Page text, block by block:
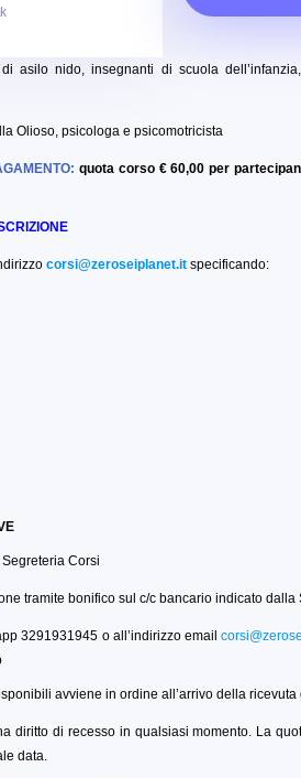
asilo nido, insegnanti di scuola
Olioso, psicologa e psicomotricista
quota corso € 60,00 per
corsi@zeroseiplanet.it specificando:
Corsi
tramite bonifico sul c/c bancario indicato dalla
3291931945 o all’indirizzo email
avviene in ordine all’arrivo della
diritto di recesso in qualsiasi momento. La
data.